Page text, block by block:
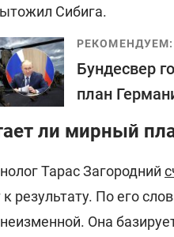
Сибига.
РЕКОМЕНДУЕМ:
Бундесвер
план
ли мирный
Тарас Загородний
результату. По его
Она